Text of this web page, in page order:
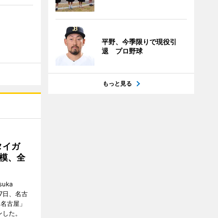
イガ
、全
日、名古
古屋」
た。
平野、今季限りで現役引
退 プロ野球
もっと見る